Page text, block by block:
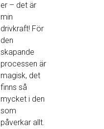
er – det är
min
drivkraft! För
den
skapande
processen är
magisk, det
finns så
mycket i den
som
påverkar allt.